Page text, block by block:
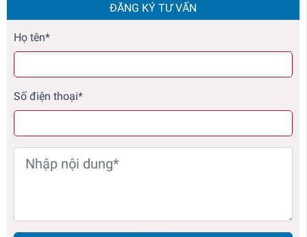
ĐĂNG KÝ TƯ VẤN
Họ tên*
Số điện thoại*